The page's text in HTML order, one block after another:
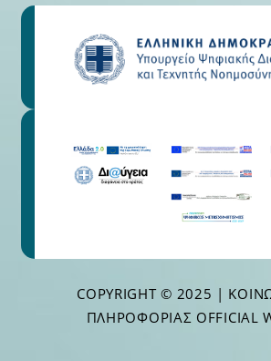
COPYRIGHT © 2025 |
ΠΛΗΡΟΦΟΡΊΑΣ OFFICIAL